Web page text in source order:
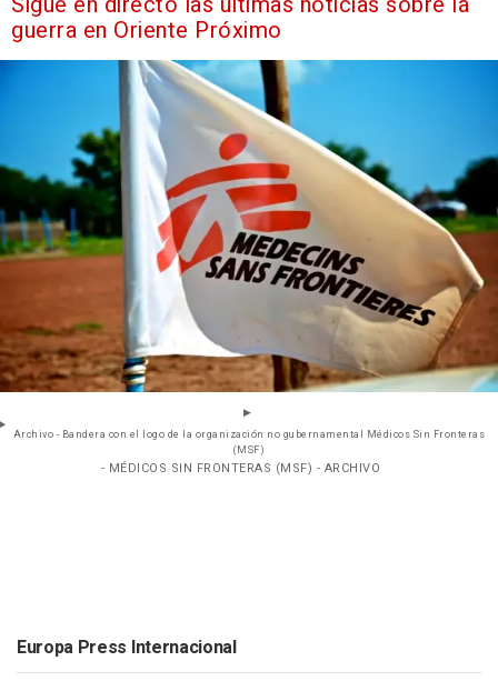
guerra en Oriente Próximo
Archivo - Bandera con el logo de la organización no gubernamental Médicos Sin Fronteras
(MSF)
- MÉDICOS SIN FRONTERAS (MSF) - ARCHIVO
Europa Press Internacional